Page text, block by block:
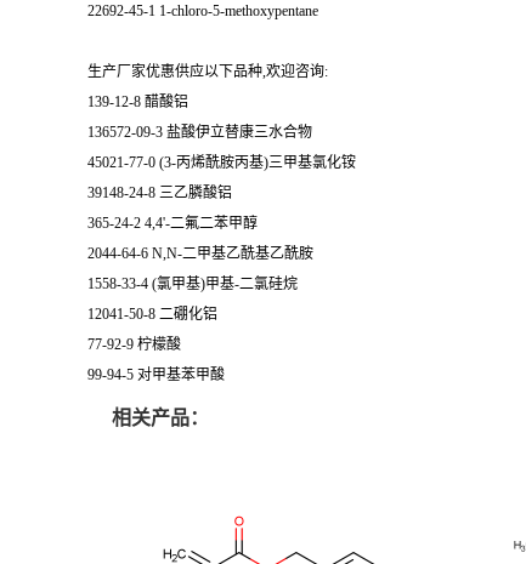
22692-45-1 1-chloro-5-methoxypentane
生产厂家优惠供应以下品种,欢迎咨询:
139-12-8 醋酸铝
136572-09-3 盐酸伊立替康三水合物
45021-77-0 (3-丙烯酰胺丙基)三甲基氯化铵
39148-24-8 三乙膦酸铝
365-24-2 4,4'-二氟二苯甲醇
2044-64-6 N,N-二甲基乙酰基乙酰胺
1558-33-4 (氯甲基)甲基-二氯硅烷
12041-50-8 二硼化铝
77-92-9 柠檬酸
99-94-5 对甲基苯甲酸
相关产品：